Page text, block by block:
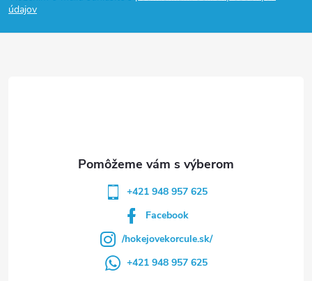
púdajov
+421 948 957 625
Facebook
/hokejovekorcule.sk/
+421 948 957 625